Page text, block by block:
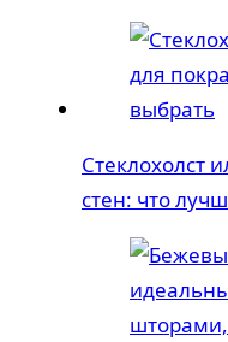
Стеклохолст
стен: что